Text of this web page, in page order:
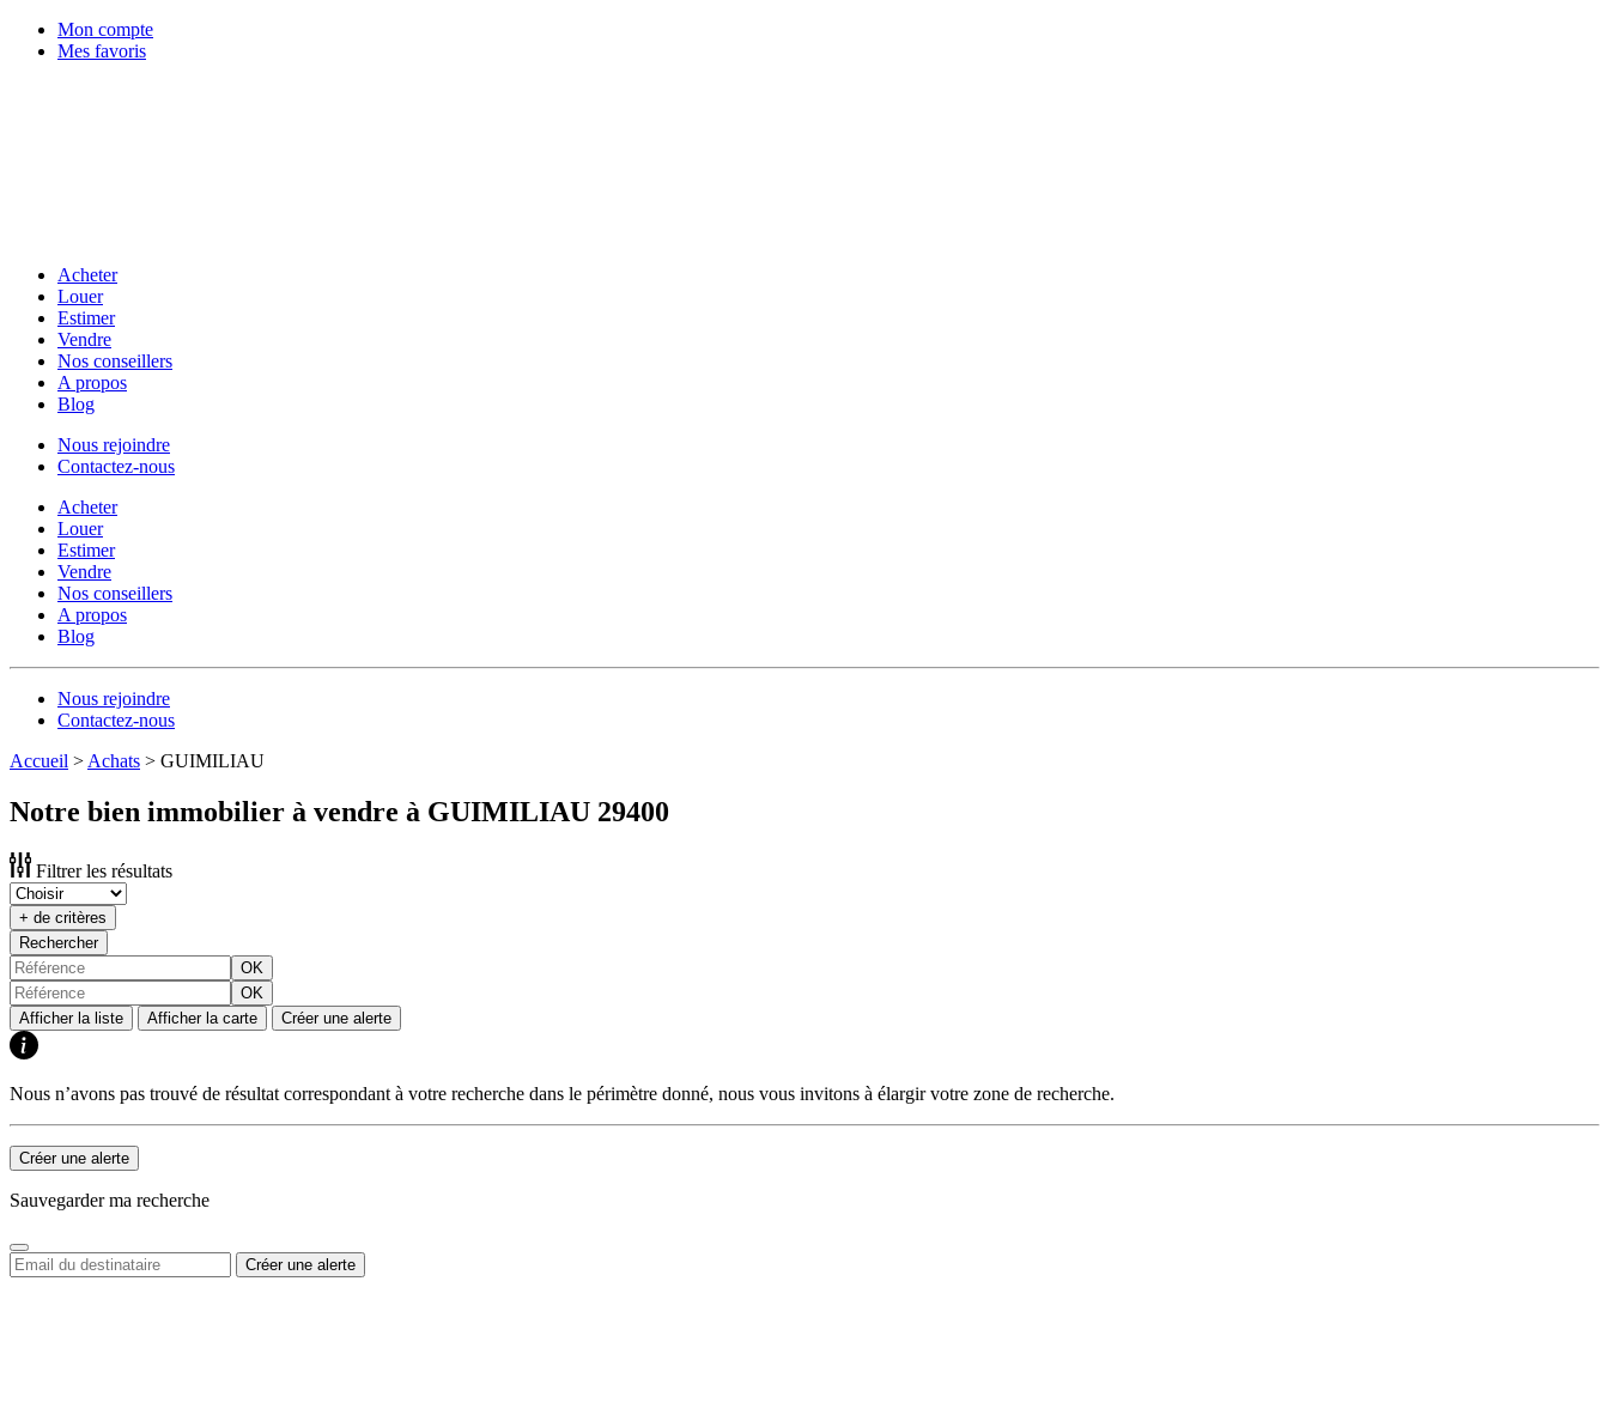
Mon compte
Mes favoris
Acheter
Louer
Estimer
Vendre
Nos conseillers
A propos
Blog
Nous rejoindre
Contactez-nous
Acheter
Louer
Estimer
Vendre
Nos conseillers
A propos
Blog
Nous rejoindre
Contactez-nous
Accueil > Achats > GUIMILIAU
Notre bien immobilier à vendre à GUIMILIAU 29400
Filtrer les résultats
+ de critères
Rechercher
OK
OK
Afficher la liste
Afficher la carte Créer une alerte
Nous n’avons pas trouvé de résultat correspondant à votre recherche dans le périmètre donné, nous vous invitons à élargir votre zone de recherche.
Créer une alerte
Sauvegarder ma recherche